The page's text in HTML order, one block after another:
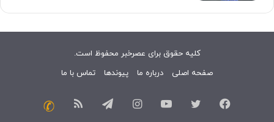
کلیه حقوق برای عصرخبر محفوظ است.
صفحه اصلی
درباره ما پیوندها تماس با ما
فیسبوک توییتر یوتیوب اینستاگرامتلگرام خوراک